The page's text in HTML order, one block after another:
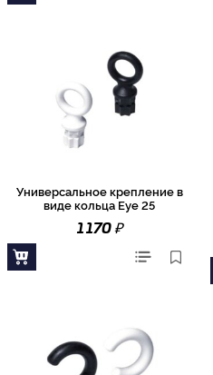
Универсальное крепление в
виде кольца Eye 25
1 170₽